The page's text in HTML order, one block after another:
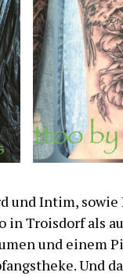
und Intim,
in Troisdorf als
und einem
Und